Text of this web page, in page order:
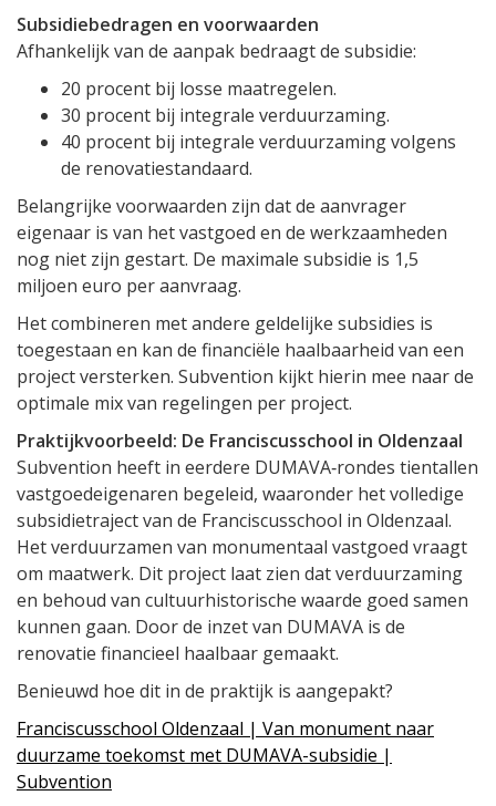
Subsidiebedragen en voorwaarden
Afhankelijk van de aanpak bedraagt de subsidie:
20 procent bij losse maatregelen.
30 procent bij integrale verduurzaming.
40 procent bij integrale verduurzaming volgens
de renovatiestandaard.
Belangrijke voorwaarden zijn dat de aanvrager
eigenaar is van het vastgoed en de werkzaamheden
nog niet zijn gestart. De maximale subsidie is 1,5
miljoen euro per aanvraag.
Het combineren met andere geldelijke subsidies is
toegestaan en kan de financiële haalbaarheid van een
project versterken. Subvention kijkt hierin mee naar de
optimale mix van regelingen per project.
Praktijkvoorbeeld: De Franciscusschool in Oldenzaal
Subvention heeft in eerdere DUMAVA‑rondes tientallen
vastgoedeigenaren begeleid, waaronder het volledige
subsidietraject van de Franciscusschool in Oldenzaal.
Het verduurzamen van monumentaal vastgoed vraagt
om maatwerk. Dit project laat zien dat verduurzaming
en behoud van cultuurhistorische waarde goed samen
kunnen gaan. Door de inzet van DUMAVA is de
renovatie financieel haalbaar gemaakt.
Benieuwd hoe dit in de praktijk is aangepakt?
Franciscusschool Oldenzaal | Van monument naar
duurzame toekomst met DUMAVA-subsidie |
Subvention